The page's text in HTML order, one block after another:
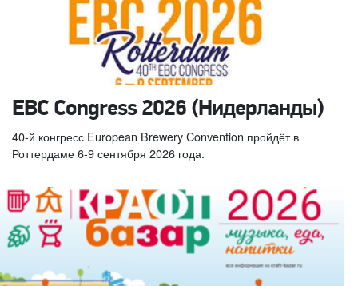
EBC Congress 2026 (Нидерланды)
40-й конгресс European Brewery Convention пройдёт в
Роттердаме 6-9 сентября 2026 года.